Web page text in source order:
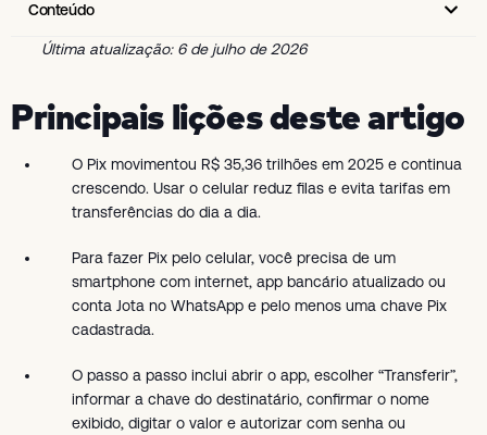
Conteúdo
Última atualização: 6 de julho de 2026
Principais lições deste artigo
O Pix movimentou R$ 35,36 trilhões em 2025 e continua
crescendo. Usar o celular reduz filas e evita tarifas em
transferências do dia a dia.
Para fazer Pix pelo celular, você precisa de um
smartphone com internet, app bancário atualizado ou
conta Jota no WhatsApp e pelo menos uma chave Pix
cadastrada.
O passo a passo inclui abrir o app, escolher “Transferir”,
informar a chave do destinatário, confirmar o nome
exibido, digitar o valor e autorizar com senha ou